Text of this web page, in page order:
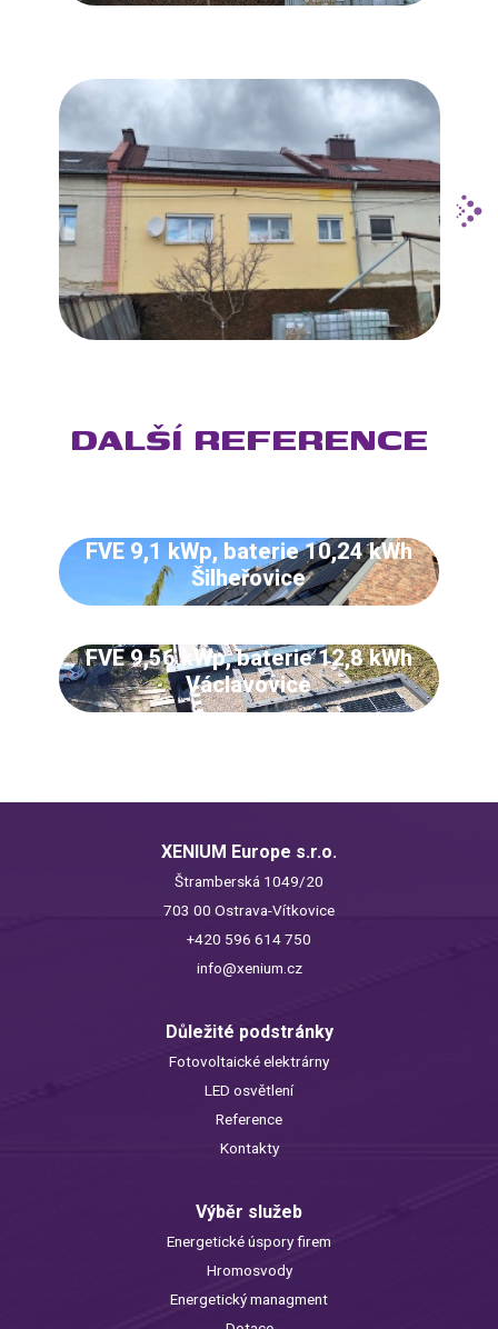
DALŠÍ REFERENCE
FVE 9,1 kWp, baterie 10,24 kWh
Šilheřovice
FVE 9,56 kWp, baterie 12,8 kWh
Václavovice
XENIUM Europe s.r.o.
Štramberská 1049/20
703 00 Ostrava-Vítkovice
+420 596 614 750
info@xenium.cz
Důležité podstránky
Fotovoltaické elektrárny
LED osvětlení
Reference
Kontakty
Výběr služeb
Energetické úspory firem
Hromosvody
Energetický managment